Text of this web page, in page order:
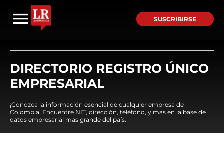
SUSCRIBIRSE
DIRECTORIO REGISTRO ÚNICO
EMPRESARIAL
¡Conozca la información esencial de cualquier empresa de
Colombia! Encuentre NIT, dirección, teléfono, y mas en la base de
datos empresarial mas grande del país.